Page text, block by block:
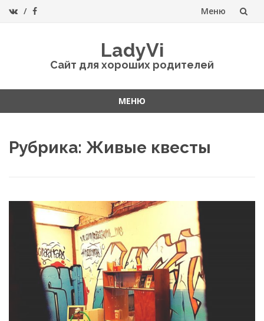
Меню
LadyVi
Сайт для хороших родителей
МЕНЮ
содержанию
Рубрика: Живые квесты